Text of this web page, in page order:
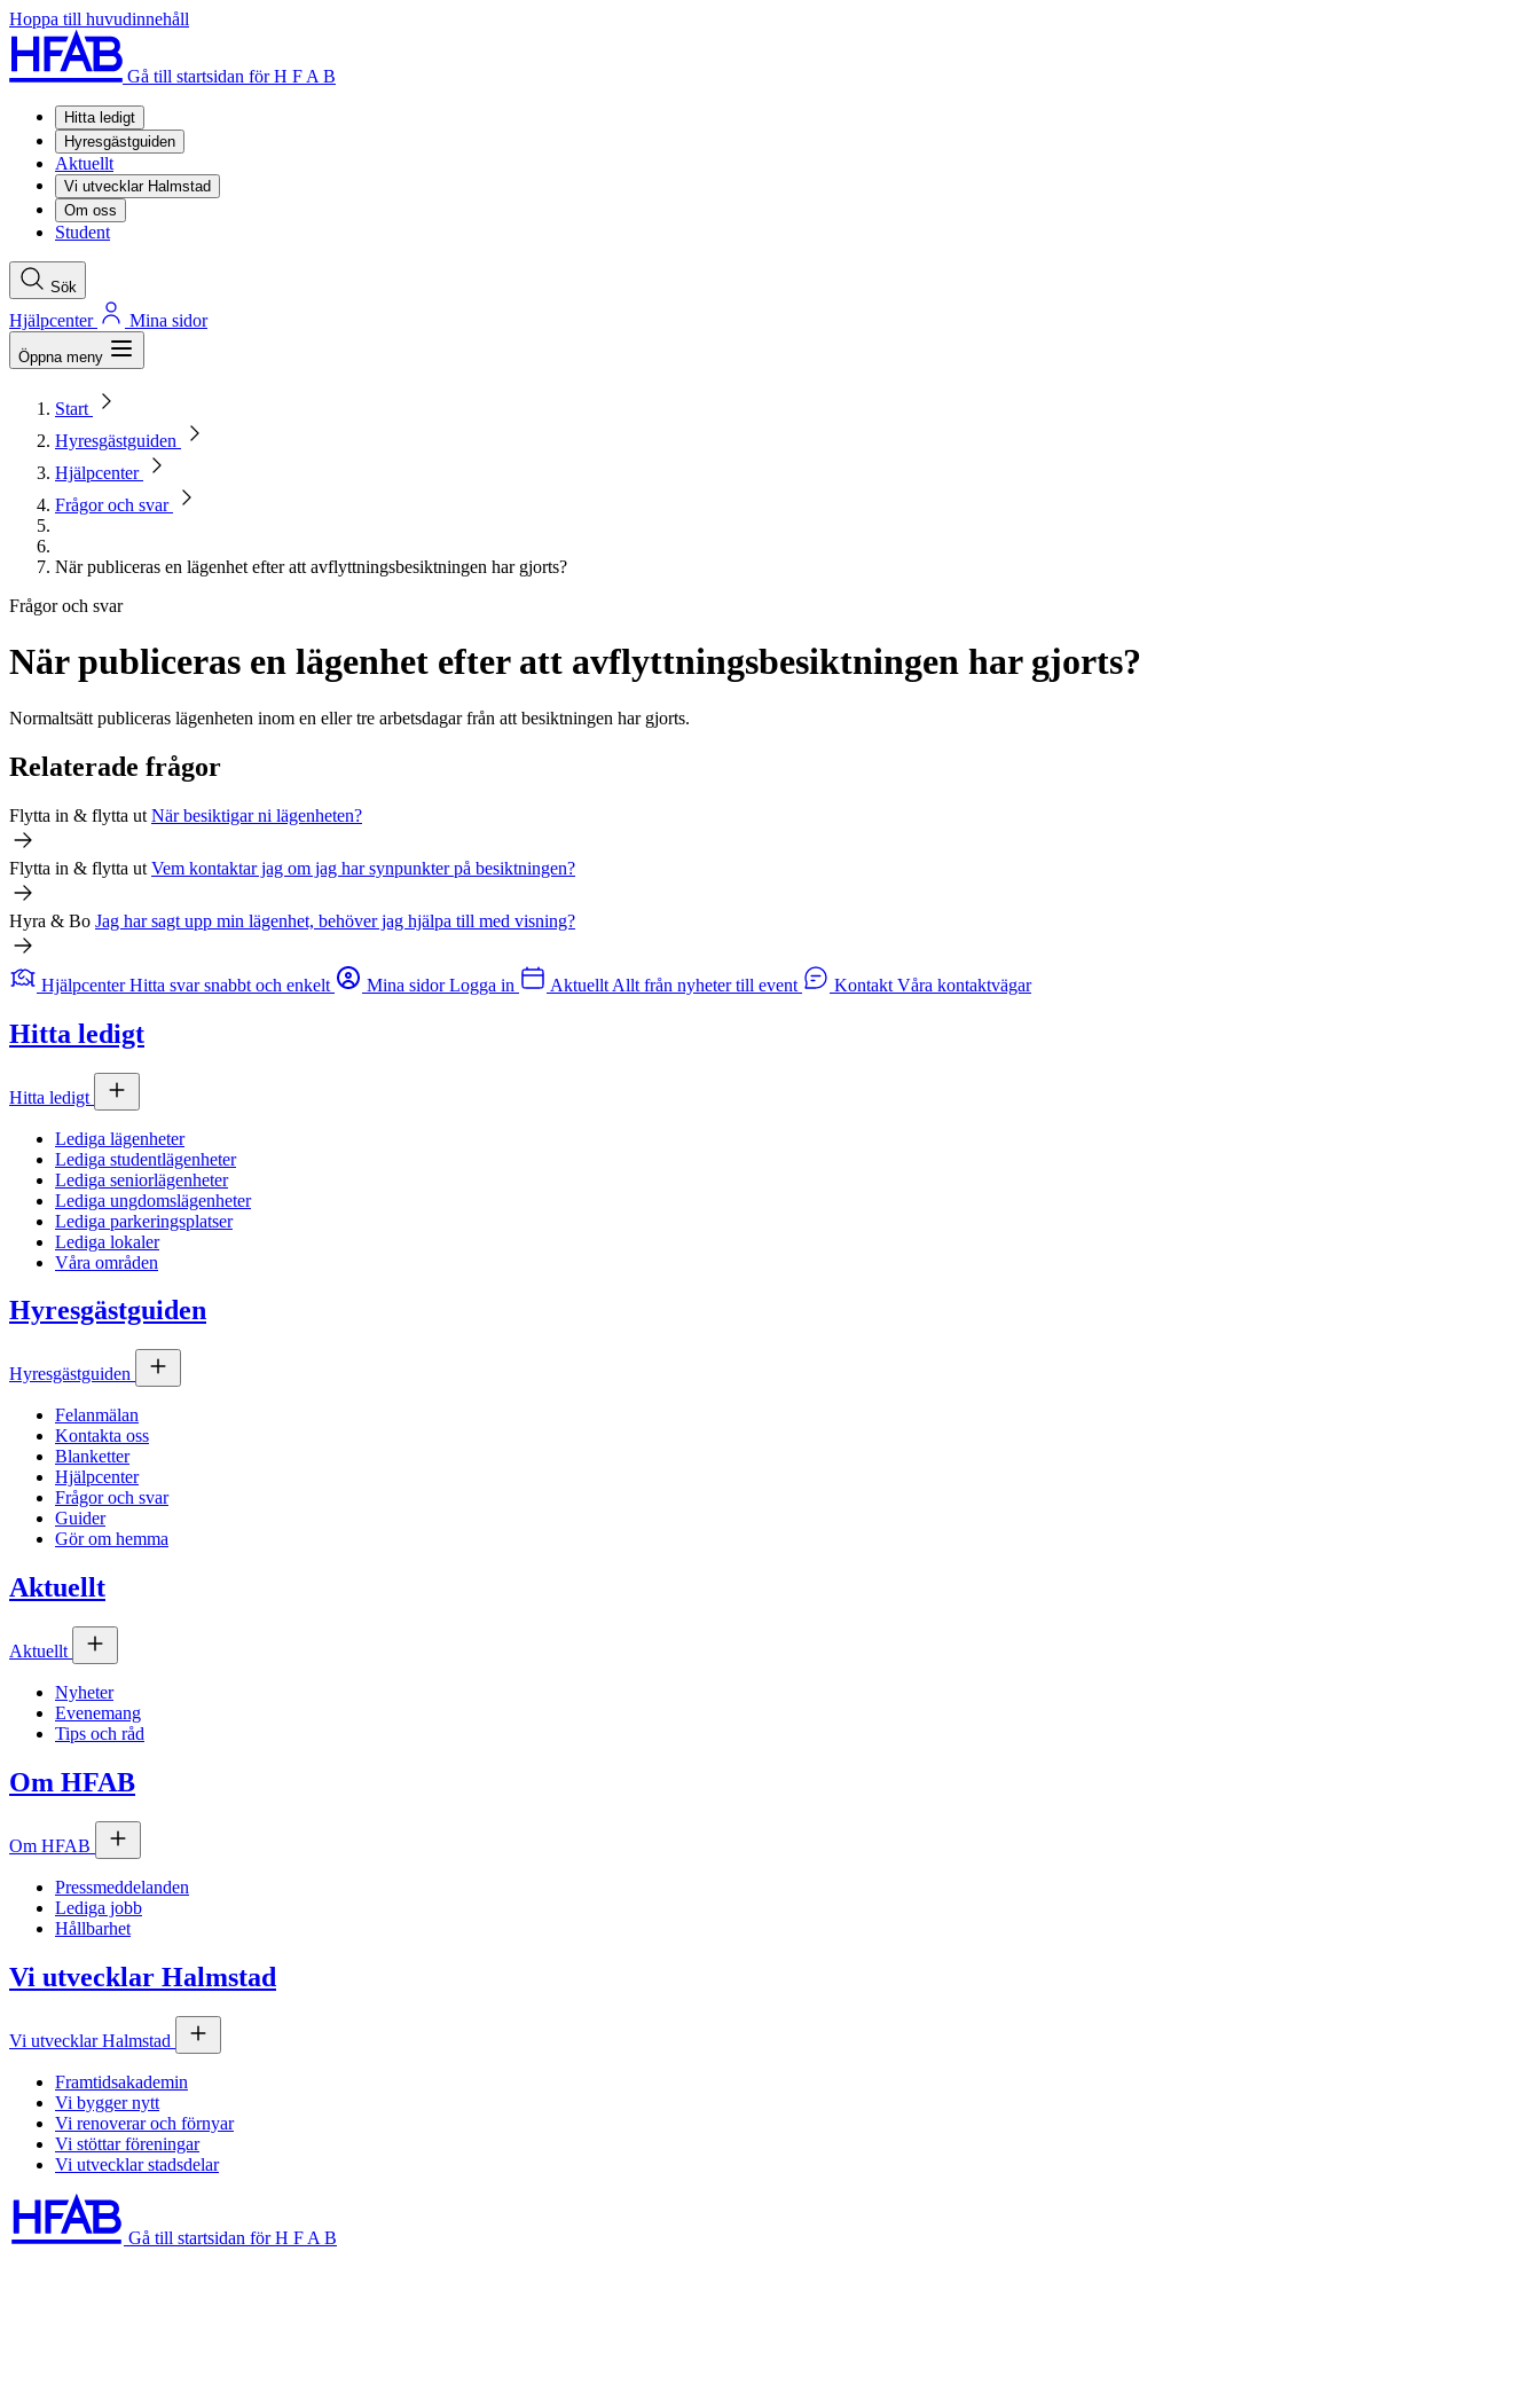
Hoppa till huvudinnehåll
Gå till startsidan för H F A B
Hitta ledigt
Hyresgästguiden
Aktuellt
Vi utvecklar Halmstad
Om oss
Student
Sök
Hjälpcenter Mina sidor
Öppna meny
Start
Hyresgästguiden
Hjälpcenter
Frågor och svar
När publiceras en lägenhet efter att avflyttningsbesiktningen har gjorts?
Frågor och svar
När publiceras en lägenhet efter att avflyttningsbesiktningen har gjorts?
Normaltsätt publiceras lägenheten inom en eller tre arbetsdagar från att besiktningen har gjorts.
Relaterade frågor
Flytta in & flytta ut När besiktigar ni lägenheten?
Flytta in & flytta ut Vem kontaktar jag om jag har synpunkter på besiktningen?
Hyra & Bo Jag har sagt upp min lägenhet, behöver jag hjälpa till med visning?
Hjälpcenter Hitta svar snabbt och enkelt Mina sidor Logga in Aktuellt Allt från nyheter till event Kontakt Våra kontaktvägar
Hitta ledigt
Hitta ledigt
Lediga lägenheter
Lediga studentlägenheter
Lediga seniorlägenheter
Lediga ungdomslägenheter
Lediga parkeringsplatser
Lediga lokaler
Våra områden
Hyresgästguiden
Hyresgästguiden
Felanmälan
Kontakta oss
Blanketter
Hjälpcenter
Frågor och svar
Guider
Gör om hemma
Aktuellt
Aktuellt
Nyheter
Evenemang
Tips och råd
Om HFAB
Om HFAB
Pressmeddelanden
Lediga jobb
Hållbarhet
Vi utvecklar Halmstad
Vi utvecklar Halmstad
Framtidsakademin
Vi bygger nytt
Vi renoverar och förnyar
Vi stöttar föreningar
Vi utvecklar stadsdelar
Gå till startsidan för H F A B